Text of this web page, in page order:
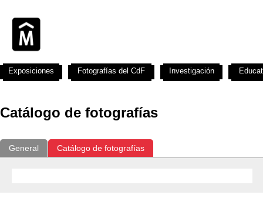
Catálogo de fotografías
General Catálogo de fotografías
Exposiciones Fotografías del CdF Investigación